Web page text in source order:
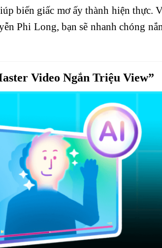
biến giấc mơ ấy thành hiện thực.
Phi Long, bạn sẽ nhanh chóng
Video Ngắn Triệu View”